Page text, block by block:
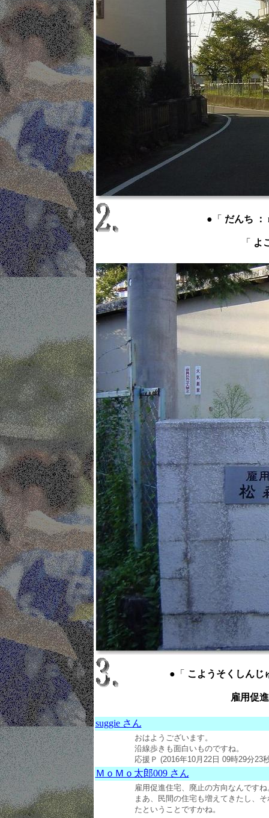
●「 だんち ：
「 よ
●「 こようそくしんじ
雇用促
suggie さん
おはようございます。
沿線歩きも面白いものですね。
応援Ｐ (2016年10月22日 09時29分23
ＭｏＭｏ太郎009 さん
雇用促進住宅、廃止の方向なんですね
まあ、民間の住宅も増えてきたし、
たということですかね。